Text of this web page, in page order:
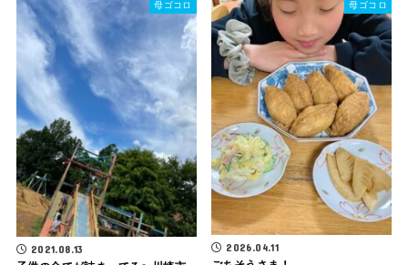
母ゴコロ
2021.08.13
母ゴコロ
2026.04.11